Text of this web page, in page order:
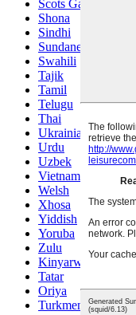
Scots Gaelic
Shona
Sindhi
Sundanese
Swahili
Tajik
Tamil
Telugu
Thai
Ukrainian
Urdu
Uzbek
Vietnamese
Welsh
Xhosa
Yiddish
Yoruba
Zulu
Kinyarwanda
Tatar
Oriya
Turkmen